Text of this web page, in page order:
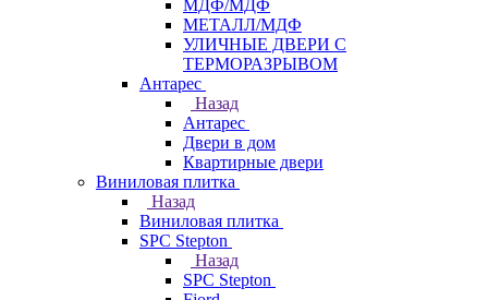
МДФ/МДФ
МЕТАЛЛ/МДФ
УЛИЧНЫЕ ДВЕРИ С
ТЕРМОРАЗРЫВОМ
Антарес
Назад
Антарес
Двери в дом
Квартирные двери
Виниловая плитка
Назад
Виниловая плитка
SPC Stepton
Назад
SPC Stepton